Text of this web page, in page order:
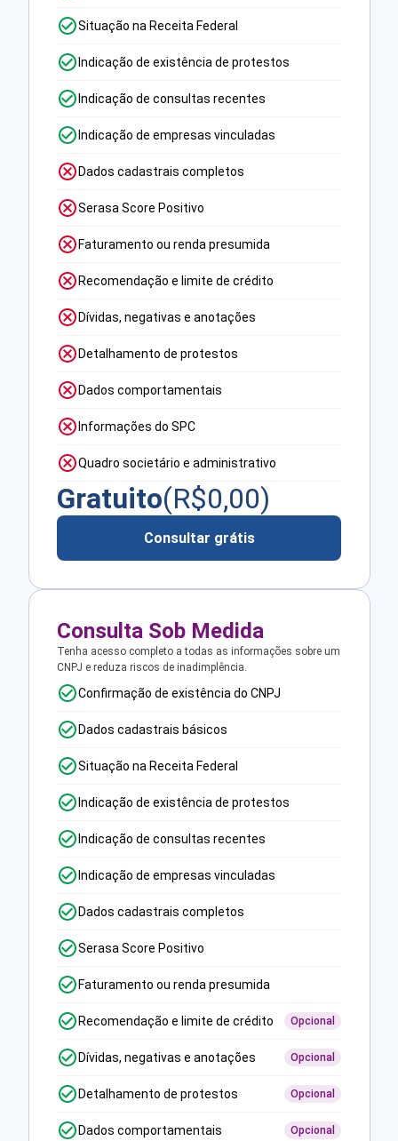
Situação na Receita Federal
Indicação de existência de protestos
Indicação de consultas recentes
Indicação de empresas vinculadas
Dados cadastrais completos
Serasa Score Positivo
Faturamento ou renda presumida
Recomendação e limite de crédito
Dívidas, negativas e anotações
Detalhamento de protestos
Dados comportamentais
Informações do SPC
Quadro societário e administrativo
Gratuito(R$0,00)
Consultar grátis
Consulta Sob Medida
Tenha acesso completo a todas as informações sobre um
CNPJ e reduza riscos de inadimplência.
Confirmação de existência do CNPJ
Dados cadastrais básicos
Situação na Receita Federal
Indicação de existência de protestos
Indicação de consultas recentes
Indicação de empresas vinculadas
Dados cadastrais completos
Serasa Score Positivo
Faturamento ou renda presumida
Recomendação e limite de crédito Opcional
Dívidas, negativas e anotações Opcional
Detalhamento de protestos Opcional
Dados comportamentais Opcional